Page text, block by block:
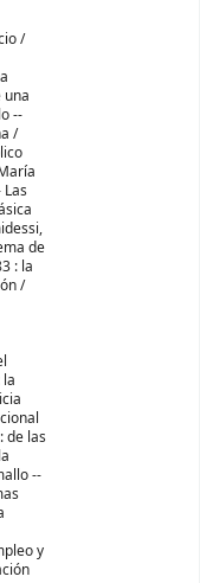
/
una
--
/
de
: la
/
de las
--
y